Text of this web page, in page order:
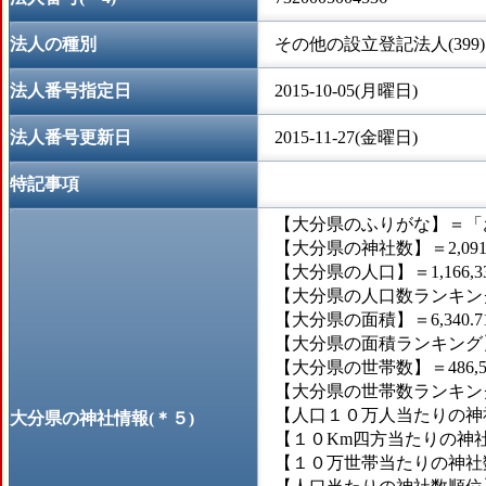
法人の種別 その他の設立登記法人(399)
法人番号指定日 2015-10-05(月曜日)
法人番号更新日 2015-11-27(金曜日)
特記事項
大分県の神社情報(＊５)
【大分県のふりがな】＝
【大分県の神社数】＝
【大分県の人口】＝
【大分県の人口数ランキ
【大分県の面積】＝
【大分県の面積ランキン
【大分県の世帯数】＝
【大分県の世帯数ランキ
【人口１０万人当たりの
【１０Km四方当たりの神
【１０万世帯当たりの神